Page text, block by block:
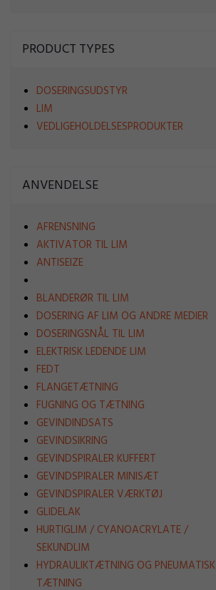
PRODUCT TYPES
DOSERINGSUDSTYR
LIM
VEDLIGEHOLDELSESPRODUKTER
ANVENDELSE
AFRENSNING
AKTIVATOR TIL LIM
ANTISEIZE
BLANDERØR TIL LIM
DOSERING AF LIM OG ANDRE MEDIER
DOSERINGSNÅL TIL LIM
ELEKTRISK LEDENDE LIM
FEDT
FLANGETÆTNING
FUGNING OG TÆTNING
GEVINDINDSATS
GEVINDSIKRING
GEVINDSPIRALER KUFFERT
GEVINDSPIRALER MINISÆT
GEVINDSPIRALER VÆRKTØJ
GLIDELAK
HURTIGLIM / CYANOACRYLATE /
SEKUNDLIM
HYDRAULIKTÆTNING OG PNEUMATISK
TÆTNING